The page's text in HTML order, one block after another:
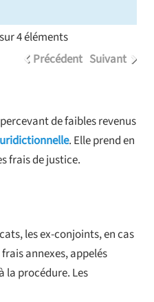
4 éléments
Précédent Suivant
de faibles revenus
. Elle prend en
frais de justice.
les ex-conjoints, en cas
annexes, appelés
la procédure. Les